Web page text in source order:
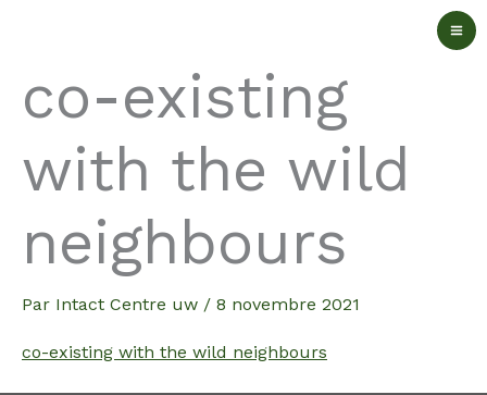
co-existing
with the wild
neighbours
Par Intact Centre uw / 8 novembre 2021
co-existing with the wild neighbours